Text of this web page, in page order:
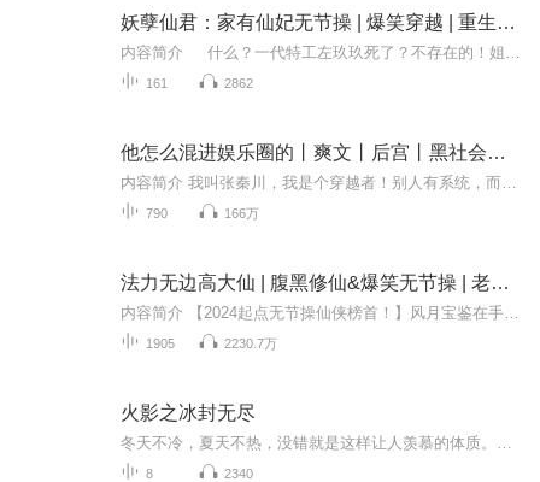
妖孽仙君：家有仙妃无节操 | 爆笑穿越 | 重生天宫 | 九世虐恋 | 精品多播
161 2862
他怎么混进娱乐圈的丨爽文丨后宫丨黑社会丨杀伐果断丨智商在线丨无节操丨多人有声剧
790 166万
法力无边高大仙 | 腹黑修仙&爆笑无节操 | 老宝玉 | VIP | 多人有声剧
1905 2230.7万
火影之冰封无尽
8 2340